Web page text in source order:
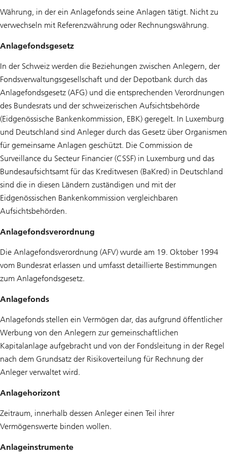
Währung, in der ein Anlagefonds seine Anlagen tätigt. Nicht zu
verwechseln mit Referenzwährung oder Rechnungswährung.
Anlagefondsgesetz
In der Schweiz werden die Beziehungen zwischen Anlegern, der
Fondsverwaltungsgesellschaft und der Depotbank durch das
Anlagefondsgesetz (AFG) und die entsprechenden Verordnungen
des Bundesrats und der schweizerischen Aufsichtsbehörde
(Eidgenössische Bankenkommission, EBK) geregelt. In Luxemburg
und Deutschland sind Anleger durch das Gesetz über Organismen
für gemeinsame Anlagen geschützt. Die Commission de
Surveillance du Secteur Financier (CSSF) in Luxemburg und das
Bundesaufsichtsamt für das Kreditwesen (BaKred) in Deutschland
sind die in diesen Ländern zuständigen und mit der
Eidgenössischen Bankenkommission vergleichbaren
Aufsichtsbehörden.
Anlagefondsverordnung
Die Anlagefondsverordnung (AFV) wurde am 19. Oktober 1994
vom Bundesrat erlassen und umfasst detaillierte Bestimmungen
zum Anlagefondsgesetz.
Anlagefonds
Anlagefonds stellen ein Vermögen dar, das aufgrund öffentlicher
Werbung von den Anlegern zur gemeinschaftlichen
Kapitalanlage aufgebracht und von der Fondsleitung in der Regel
nach dem Grundsatz der Risikoverteilung für Rechnung der
Anleger verwaltet wird.
Anlagehorizont
Zeitraum, innerhalb dessen Anleger einen Teil ihrer
Vermögenswerte binden wollen.
Anlageinstrumente